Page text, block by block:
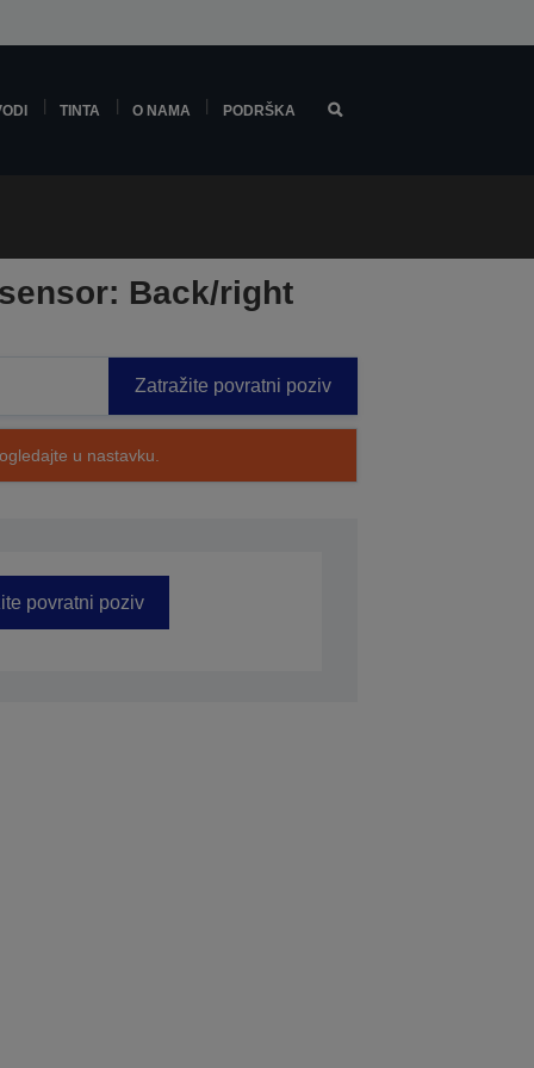
TINTA O NAMA PODRŠKA
Back/right
Zatražite povratni poziv
u nastavku.
povratni poziv